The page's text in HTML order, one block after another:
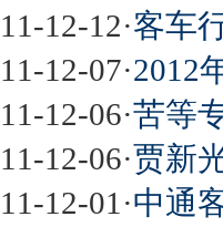
11-12-12·客车
11-12-07·2012
11-12-06·苦等
11-12-06·贾新
11-12-01 ·中通